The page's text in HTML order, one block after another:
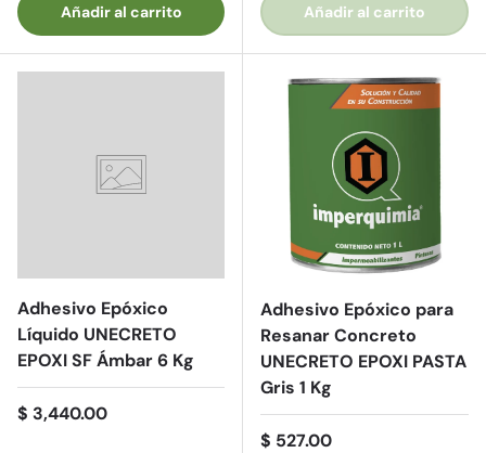
Añadir al carrito Añadir al carrito
Adhesivo Epóxico
Líquido UNECRETO
EPOXI SF Ámbar 6 Kg
Precio normal
$ 3,440.00
Adhesivo Epóxico para
Resanar Concreto
UNECRETO EPOXI PASTA
Gris 1 Kg
Precio normal
$ 527.00